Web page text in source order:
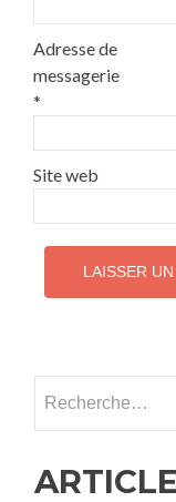
Adresse de
messagerie
*
Site web